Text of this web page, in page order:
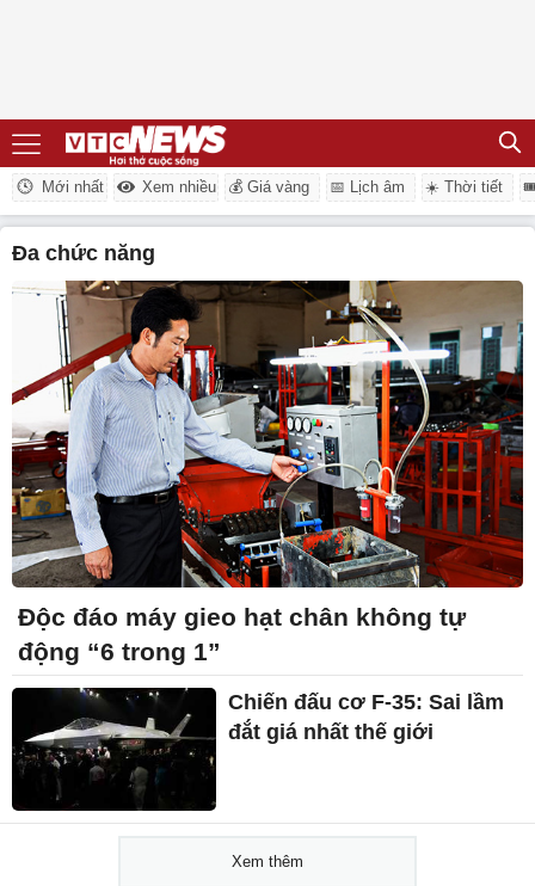
Mới nhất Xem nhiều 💰 Giá vàng 📅 Lịch âm ☀️ Thời tiết
đa chức năng
Độc đáo máy gieo hạt chân không tự
động “6 trong 1”
Chiến đấu cơ F-35: Sai lầm
đắt giá nhất thế giới
Xem thêm